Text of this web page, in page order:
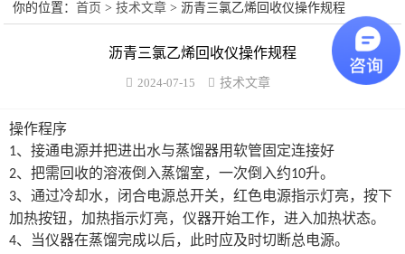
水泥砂浆类试验仪器
混凝土类检测设备
防水卷材类试验仪器
陶瓷砖系列
土工类试验仪器
你的位置：首页 >技术文章 > 沥青三氯乙烯回收仪操作规程
沥青三氯乙烯回收仪操作规程
2024-07-15 技术文章
操作程序
1、接通电源并把进出水与蒸馏器用软管固定连接好
2、把需回收的溶液倒入蒸馏室，一次倒入约10升。
3、通过冷却水，闭合电源总开关，红色电源指示灯亮，按下
加热按钮，加热指示灯亮，仪器开始工作，进入加热状态。
4、当仪器在蒸馏完成以后，此时应及时切断总电源。